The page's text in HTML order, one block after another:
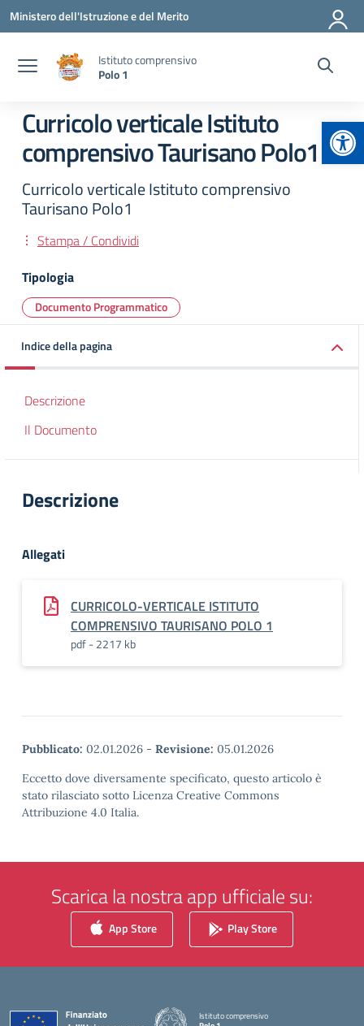
Vai ai contenuti
Vai al menu di navigazione
Vai al footer
Ministero dell'Istruzione e del Merito
Istituto comprensivo
Polo 1
Curricolo verticale Istituto
comprensivo Taurisano Polo1
Curricolo verticale Istituto comprensivo
Taurisano Polo1
Stampa / Condividi
Tipologia
Documento Programmatico
Indice della pagina
Descrizione
Il Documento
Descrizione
Allegati
CURRICOLO-VERTICALE ISTITUTO
COMPRENSIVO TAURISANO POLO 1
pdf - 2217 kb
Pubblicato: 02.01.2026 - Revisione: 05.01.2026
Eccetto dove diversamente specificato, questo articolo è
stato rilasciato sotto Licenza Creative Commons
Attribuzione 4.0 Italia.
Scarica la nostra app ufficiale su:
App Store Play Store
Istituto comprensivo